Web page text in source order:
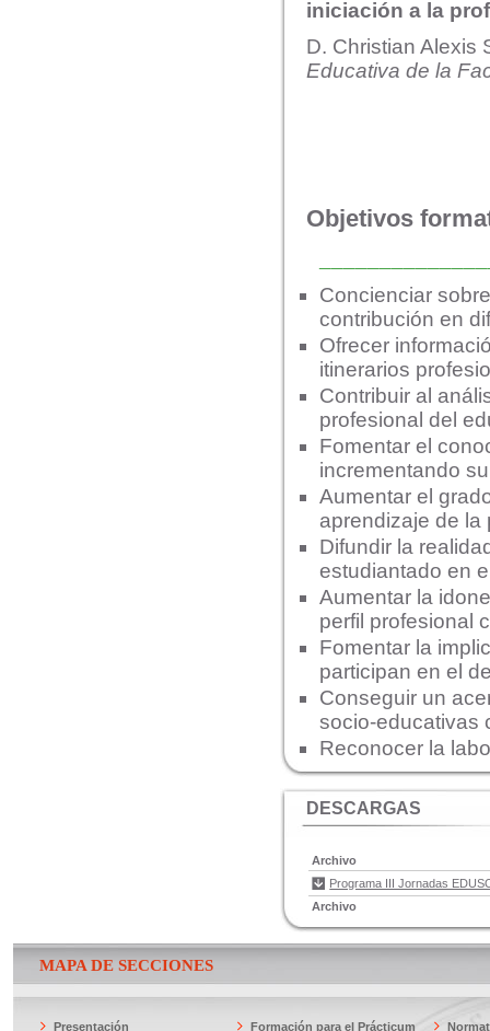
iniciación a la
D. Christian Alexis
Educativa de la
Objetivos
Concienciar
contribución en
Ofrecer
itinerarios
Contribuir al
profesional del
Fomentar el
incrementando
Aumentar el
aprendizaje de la
Difundir la
estudiantado en
Aumentar la
perfil profesional
Fomentar la
participan en el
Conseguir un
socio-educativas
Reconocer la
DESCARGAS
Archivo
Archivo
Programa III Jornadas
MAPA DE SECCIONES
Presentación
Formación para el Prácticum